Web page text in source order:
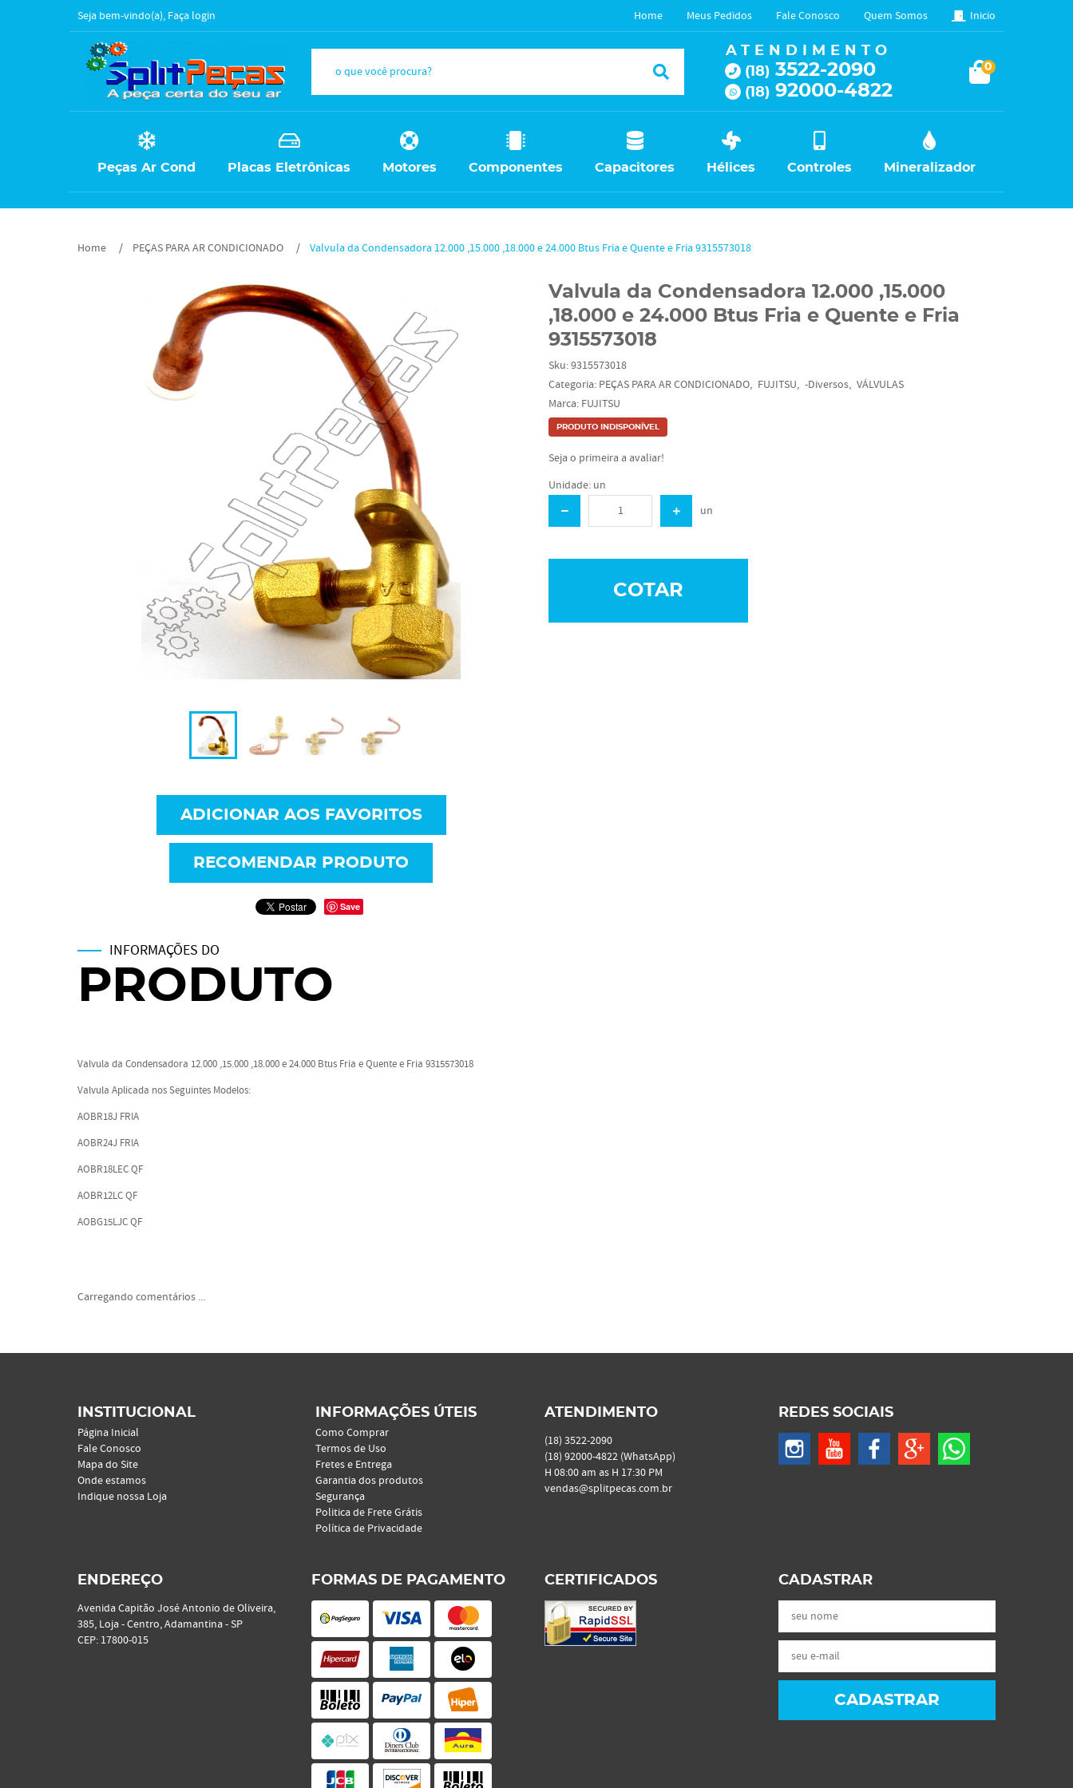
Seja bem-vindo(a), Faça login Home Meus Pedidos Fale Conosco Quem Somos Inicio
ATENDIMENTO
(18) 3522-2090
(18) 92000-4822
0
Peças Ar Cond Placas Eletrônicas Motores Componentes Capacitores Hélices Controles Mineralizador
Home PEÇAS PARA AR CONDICIONADO Valvula da Condensadora 12.000 ,15.000 ,18.000 e 24.000 Btus Fria e Quente e Fria 9315573018
ADICIONAR AOS FAVORITOS
RECOMENDAR PRODUTO
Save
Valvula da Condensadora 12.000 ,15.000
,18.000 e 24.000 Btus Fria e Quente e Fria
9315573018
Sku:9315573018
Categoria: PEÇAS PARA AR CONDICIONADO FUJITSU -Diversos VÁLVULAS
Marca: FUJITSU
PRODUTO INDISPONÍVEL
Seja o primeira a avaliar!
Unidade: un
un
COTAR
INFORMAÇÕES DO
PRODUTO
Valvula da Condensadora 12.000 ,15.000 ,18.000 e 24.000 Btus Fria e Quente e Fria 9315573018
Valvula Aplicada nos Seguintes Modelos:
AOBR18J FRIA
AOBR24J FRIA
AOBR18LEC QF
AOBR12LC QF
AOBG15LJC QF
Carregando comentários ...
INSTITUCIONAL
Página Inicial
Fale Conosco
Mapa do Site
Onde estamos
Indique nossa Loja
INFORMAÇÕES ÚTEIS
Como Comprar
Termos de Uso
Fretes e Entrega
Garantia dos produtos
Segurança
Politica de Frete Grátis
Política de Privacidade
ATENDIMENTO
(18) 3522-2090
(18) 92000-4822 (WhatsApp)
H 08:00 am as H 17:30 PM
vendas@splitpecas.com.br
REDES SOCIAIS
ENDEREÇO
Avenida Capitão José Antonio de Oliveira,
385, Loja-Centro, Adamantina-SP
CEP: 17800-015
FORMAS DE PAGAMENTO CERTIFICADOS CADASTRAR
CADASTRAR